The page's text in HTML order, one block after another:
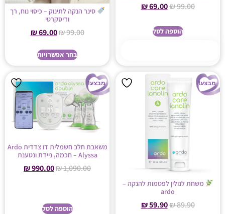
₪99.00
₪69.00
הוספה לסל
סינר הנקה לתינוק – כיסוי נוח, רך
ודיסקרטי
₪99.00
₪69.00
בחר אפשרויות
מבצע!
משחת לנולין לפטמות להנקה –
ardo
₪89.90
₪59.90
מבצע!
משאבת חלב חשמלית דו צדדית Ardo
Alyssa – חכמה, ניידת ונטענת
₪1,090.00
₪990.00
הוספה לסל